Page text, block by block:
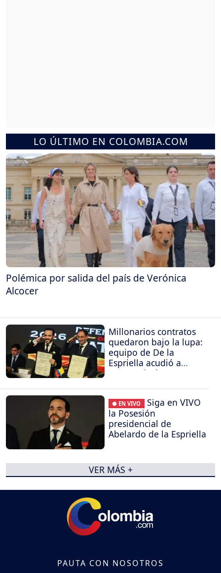
LO ÚLTIMO EN COLOMBIA.COM
Polémica por salida del país de Verónica
Alcocer
Millonarios contratos
quedaron bajo la lupa:
equipo de De la
Espriella acudió a
Procuraduría y
● EN VIVO
Siga en VIVO
la Posesión
presidencial de
Abelardo de la Espriella
VER MÁS +
PAUTA CON NOSOTROS